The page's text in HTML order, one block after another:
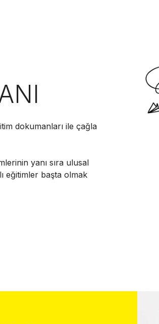
dokumanları ile çağla
yanı sıra ulusal
eğitimler başta olmak